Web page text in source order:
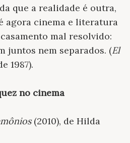
que a realidade é outra,
agora cinema e literatura
mal resolvido:
juntos nem separados. (El
1987).
no cinema
(2010), de Hilda